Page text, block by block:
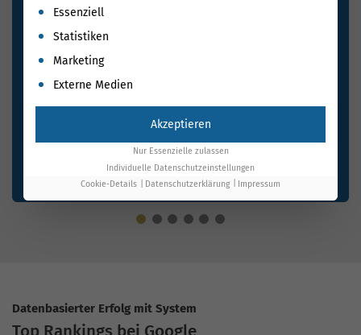
Datenbasierter Erfolg mit System
Es folgt eine Liste der Service-Gruppen, für die eine
Essenziell
Statistiken
Marketing
Externe Medien
Akzeptieren
Nur Essenzielle zulassen
Individuelle Datenschutzeinstellungen
Cookie-Details
Datenschutzerklärung Impressum